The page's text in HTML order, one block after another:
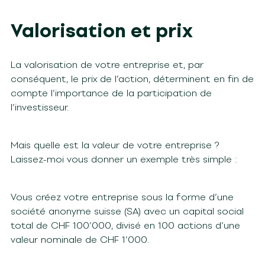
Valorisation et prix
La valorisation de votre entreprise et, par
conséquent, le prix de l’action, déterminent en fin de
compte l’importance de la participation de
l’investisseur.
Mais quelle est la valeur de votre entreprise ?
Laissez-moi vous donner un exemple très simple :
Vous créez votre entreprise sous la forme d’une
société anonyme suisse (SA) avec un capital social
total de CHF 100’000, divisé en 100 actions d’une
valeur nominale de CHF 1’000.